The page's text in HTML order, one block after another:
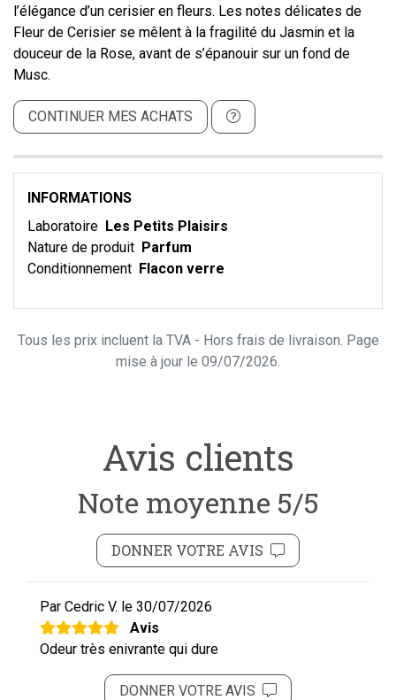
l’élégance d’un cerisier en fleurs. Les notes délicates de
Fleur de Cerisier se mêlent à la fragilité du Jasmin et la
douceur de la Rose, avant de s’épanouir sur un fond de
Musc.
CONTINUER MES ACHATS
INFORMATIONS
Laboratoire Les Petits Plaisirs
Nature de produit Parfum
Conditionnement Flacon verre
Tous les prix incluent la TVA - Hors frais de livraison. Page
mise à jour le 09/07/2026.
Avis clients
Note moyenne 5/5
DONNER VOTRE AVIS
Par Cedric V. le 30/07/2026
Avis
Odeur très enivrante qui dure
DONNER VOTRE AVIS